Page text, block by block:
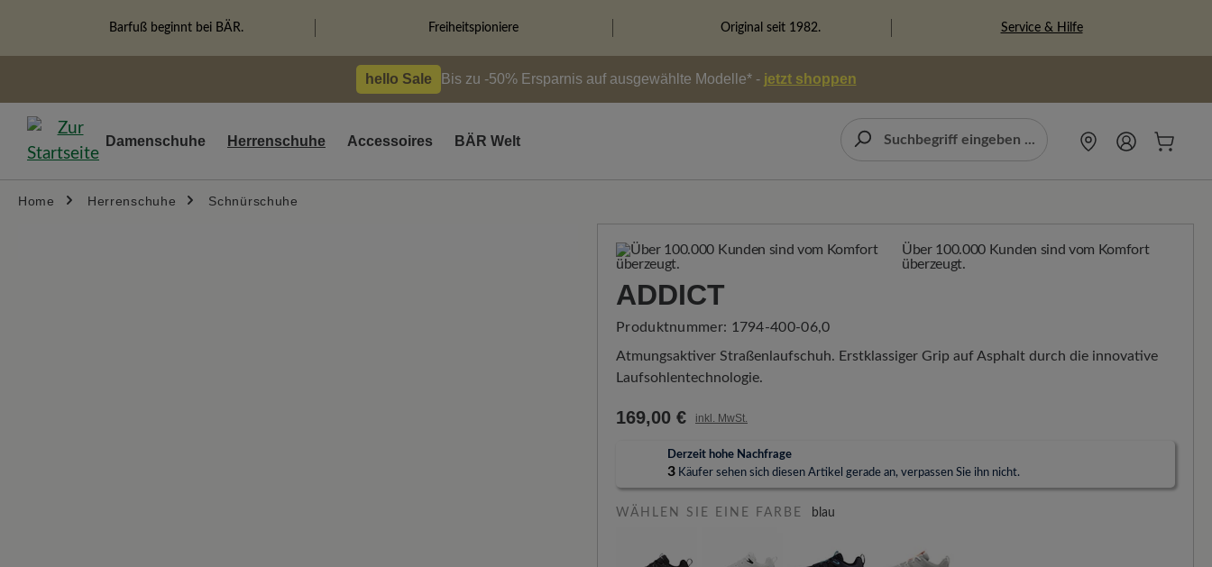
Zur Hauptnavigation springen
Barfuß beginnt bei BÄR. Freiheitspioniere Original seit 1982. Service & Hilfe
hello Sale Bis zu -50% Ersparnis auf ausgewählte Modelle* - jetzt shoppen
Damenschuhe Herrenschuhe Accessoires BÄR Welt
Home Herrenschuhe Schnürschuhe
Über 100.000 Kunden sind vom Komfort
überzeugt.
ADDICT
Produktnummer: 1794-400-06,0
Atmungsaktiver Straßenlaufschuh. Erstklassiger Grip auf Asphalt durch die innovative
Laufsohlentechnologie.
169,00 € inkl. MwSt.
Derzeit hohe Nachfrage
3 Käufer sehen sich diesen Artikel gerade an, verpassen Sie ihn nicht.
WÄHLEN SIE EINE FARBE blau